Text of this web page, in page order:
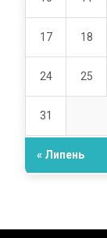
17 18
24 25
31
« Липень